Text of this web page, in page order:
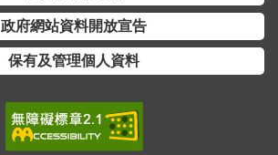
政府網站資料開放宣告
保有及管理個人資料